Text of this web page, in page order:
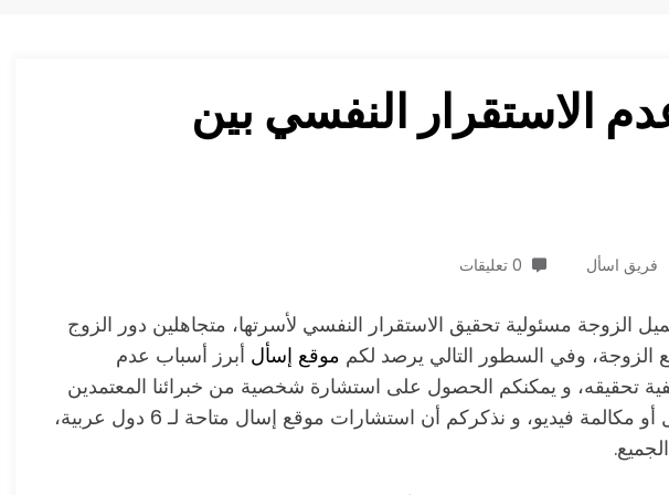
الاستقرار النفسي بين
فريق اسأل 0 تعليقات
الزوجة مسئولية تحقيق الاستقرار النفسي لأسرتها، متجاهلين دور الزوج
الزوجة، وفي السطور التالي يرصد لكم موقع إسأل أبرز أسباب عدم
تحقيقه، و يمكنكم الحصول على استشارة شخصية من خبرائنا المعتمدين
بسرية تامة، إما عن طريق الرسائل أو مكالمة فيديو، و نذكركم أن استشارات موقع إسال متاحة لـ 6 دول عربية،